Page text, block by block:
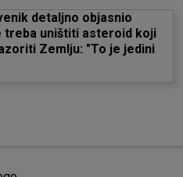
detaljno objasnio
treba uništiti asteroid koji
Zemlju: "To je jedini